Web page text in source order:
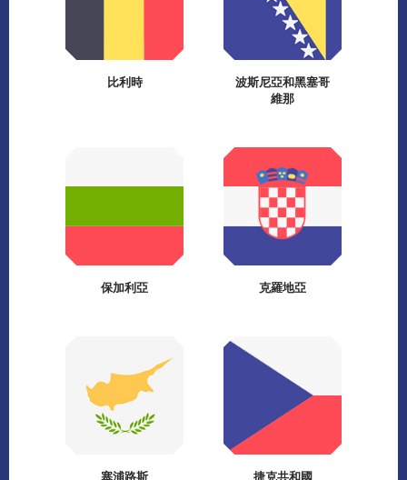
比利時
波斯尼亞和黑塞哥
維那
保加利亞 克羅地亞
塞浦路斯 捷克共和國